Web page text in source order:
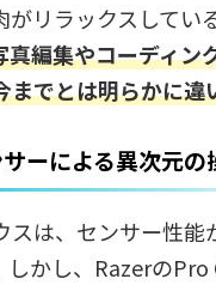
がリラックスしてい
真編集やコーディン
までとは明らかに違
ーによる異次元の
スは、センサー性能
かし、RazerのPro